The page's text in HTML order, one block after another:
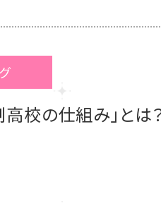
高校の仕組み」とは